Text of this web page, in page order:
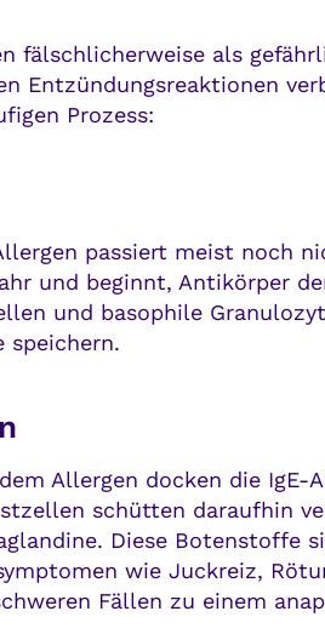
fälschlicherweise als
Entzündungsreaktionen
Prozess:
passiert meist noch
und beginnt, Antikörper
und basophile
speichern.
Allergen docken die IgE-
schütten daraufhin
Diese Botenstoffe
wie Juckreiz,
Fällen zu einem